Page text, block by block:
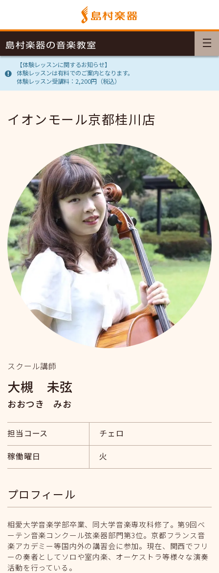
【体験レッスンに関するお知らせ】
体験レッスンは有料でのご案内となります。
体験レッスン受講料：2,200円（税込）
イオンモール京都桂川店
スクール講師
大槻 未弦
おおつき みお
担当コース
チェロ
稼働曜日
火
プロフィール
相愛大学音楽学部卒業、同大学音楽専攻科修了。第9回ベ
ーテン音楽コンクール弦楽器部門第3位。京都フランス音
楽アカデミー等国内外の講習会に参加。現在、関西でフリ
ーの奏者としてソロや室内楽、オーケストラ等様々な演奏
活動を行っている。